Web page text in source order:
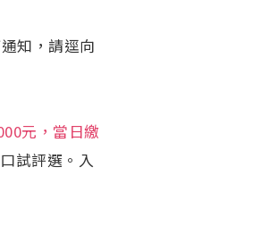
知，請逕向
元，當日繳
試評選。入